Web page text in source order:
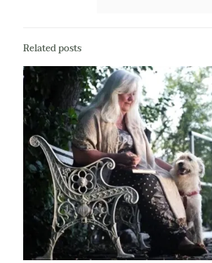
Related posts